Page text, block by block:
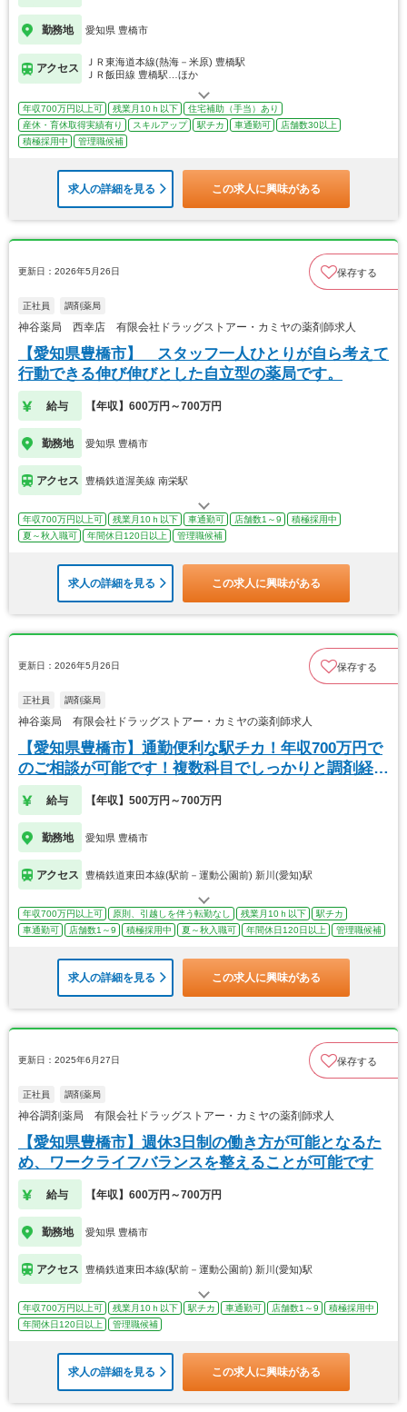
勤務地 愛知県 豊橋市
アクセス
ＪＲ東海道本線(熱海－米原) 豊橋駅
ＪＲ飯田線 豊橋駅…ほか
年収700万円以上可 残業月10ｈ以下
住宅補助（手当）あり
産休・育休取得実績有り
スキルアップ 駅チカ 車通勤可
店舗数30以上
積極採用中
管理職候補
求人の詳細を見る この求人に興味がある
更新日：2026年5月26日 保存する
正社員 調剤薬局
神谷薬局 西幸店 有限会社ドラッグストアー・カミヤの薬剤師求人
【愛知県豊橋市】 スタッフ一人ひとりが自ら考えて
行動できる伸び伸びとした自立型の薬局です。
給与 【年収】600万円～700万円
勤務地 愛知県 豊橋市
アクセス 豊橋鉄道渥美線 南栄駅
年収700万円以上可 残業月10ｈ以下 車通勤可 店舗数1～9
積極採用中
夏～秋入職可
年間休日120日以上 管理職候補
求人の詳細を見る この求人に興味がある
更新日：2026年5月26日 保存する
正社員 調剤薬局
神谷薬局 有限会社ドラッグストアー・カミヤの薬剤師求人
【愛知県豊橋市】通勤便利な駅チカ！年収700万円で
のご相談が可能です！複数科目でしっかりと調剤経験
を
給与 【年収】500万円～700万円
勤務地 愛知県 豊橋市
アクセス 豊橋鉄道東田本線(駅前－運動公園前) 新川(愛知)駅
年収700万円以上可 原則、引越しを伴う転勤なし 残業月10ｈ以下
駅チカ
車通勤可
店舗数1～9 積極採用中 夏～秋入職可 年間休日120日以上 管理職候補
求人の詳細を見る この求人に興味がある
更新日：2025年6月27日 保存する
正社員 調剤薬局
神谷調剤薬局 有限会社ドラッグストアー・カミヤの薬剤師求人
【愛知県豊橋市】週休3日制の働き方が可能となるた
め、ワークライフバランスを整えることが可能です
給与 【年収】600万円～700万円
勤務地 愛知県 豊橋市
アクセス 豊橋鉄道東田本線(駅前－運動公園前) 新川(愛知)駅
年収700万円以上可 残業月10ｈ以下 駅チカ 車通勤可 店舗数1～9
積極採用中
年間休日120日以上
管理職候補
求人の詳細を見る この求人に興味がある